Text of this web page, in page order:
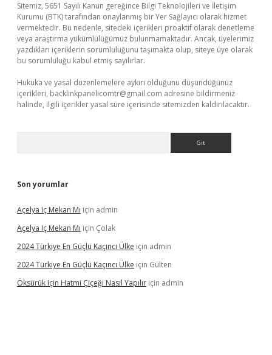
Sitemiz, 5651 Sayılı Kanun gereğince Bilgi Teknolojileri ve İletişim
Kurumu (BTK) tarafından onaylanmış bir Yer Sağlayıcı olarak hizmet
vermektedir. Bu nedenle, sitedeki içerikleri proaktif olarak denetleme
veya araştırma yükümlülüğümüz bulunmamaktadır. Ancak, üyelerimiz
yazdıkları içeriklerin sorumluluğunu taşımakta olup, siteye üye olarak
bu sorumluluğu kabul etmiş sayılırlar.
Hukuka ve yasal düzenlemelere aykırı olduğunu düşündüğünüz
içerikleri, backlinkpanelicomtr@gmail.com adresine bildirmeniz
halinde, ilgili içerikler yasal süre içerisinde sitemizden kaldırılacaktır.
Son yorumlar
Açelya Iç Mekan Mı için admin
Açelya Iç Mekan Mı için Çolak
2024 Türkiye En Güçlü Kaçıncı Ülke için admin
2024 Türkiye En Güçlü Kaçıncı Ülke için Gülten
Öksürük Için Hatmi Çiçeği Nasıl Yapılır için admin